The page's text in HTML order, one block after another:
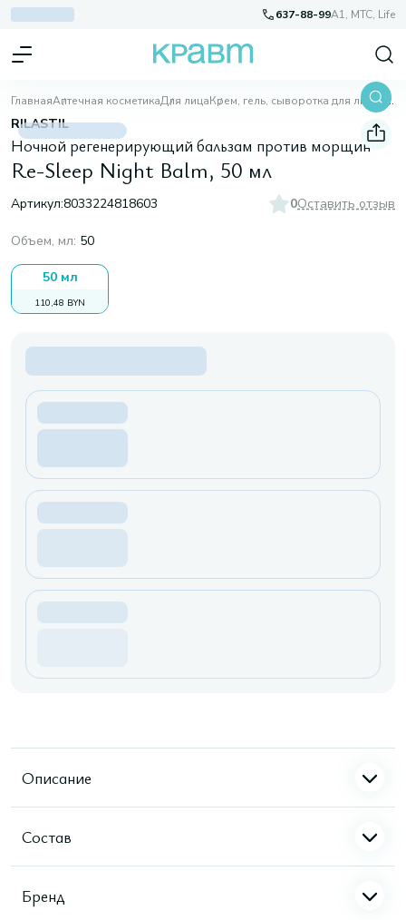
637-88-99A1, МТС, Life
ГлавнаяАптечная косметикаДля лицаКрем, гель, сыворотка для лица Re-Sleep Night Balm, 50 мл
RILASTIL
Ночной регенерирующий бальзам против морщин
Re-Sleep Night Balm, 50 мл
Артикул:8033224818603 0Оставить отзыв
Объем, мл: 50
50 мл
110,48 BYN
Описание
Состав
Бренд